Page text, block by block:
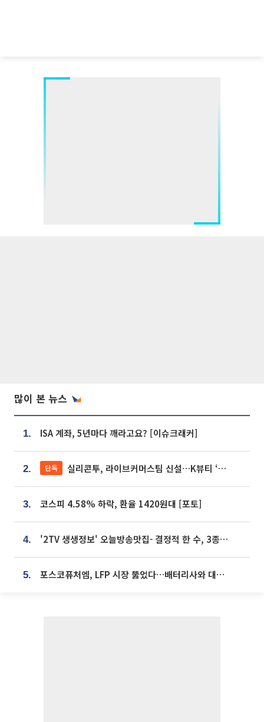
많이 본 뉴스
1. ISA 계좌, 5년마다 깨라고요? [이슈크래커]
2. 단독 실리콘투, 라이브커머스팀 신설…K뷰티 ‘글로벌 판매망’ 확대[K뷰티 라방戰]
3. 코스피 4.58% 하락, 환율 1420원대 [포토]
4. '2TV 생생정보' 오늘방송맛집- 결정적 한 수, 3종 메밀면! 메밀 소바 맛집 '의○○○○'
5. 포스코퓨처엠, LFP 시장 뚫었다…배터리사와 대규모 장기 공급 합의